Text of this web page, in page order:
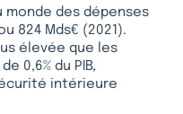
monde des dépenses
824 Mds€ (2021).
élevée que les
0,6% du PIB,
intérieure